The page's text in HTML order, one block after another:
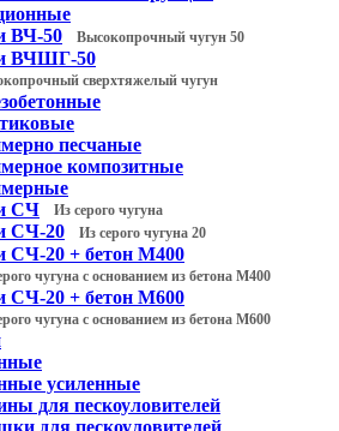
ВЧ-50
Высокопрочный чугун 50
ВЧШГ-50
сверхтяжелый чугун
песчаные
композитные
СЧ
Из серого чугуна
СЧ-20 Из серого чугуна 20
СЧ-20 + бетон М400
чугуна с основанием из бетона М400
СЧ-20 + бетон М600
чугуна с основанием из бетона М600
усиленные
для пескоуловителей